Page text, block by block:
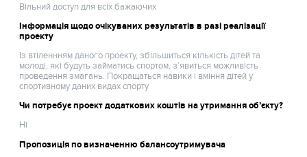
Вільний доступ для всіх бажаючих
Інформація щодо очікуваних результатів в разі реалізації
проекту
Із втіленнням даного проекту, збільшиться кількість дітей та
молоді, які будуть займатись спортом, з’явиться можливість
проведення змагань. Покращаться навики і вміння дітей у
спортивному даних видах спорту
Чи потребує проект додаткових коштів на утримання об’єкту?
Ні
Пропозиція по визначенню балансоутримувача